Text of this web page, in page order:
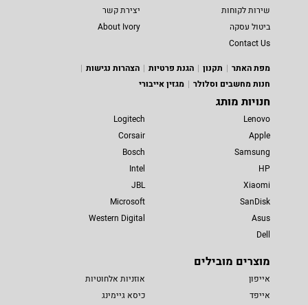
שירות לקוחות
יצירת קשר
ביטול עסקה
About Ivory
Contact Us
מפת האתר
תקנון הגנת פרטיות
הצהרות נגישות
חנות מחשבים וסלולר
מגזין אייבורי
חנויות מותג
Lenovo
Apple
Samsung
HP
Xiaomi
SanDisk
Asus
Dell
Logitech
Corsair
Bosch
Intel
JBL
Microsoft
Western Digital
מוצרים מובילים
אייפון
אייפד
אוזניות אלחוטיות
כיסא גיימינג